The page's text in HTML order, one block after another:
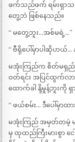
ဖက်သည်ဖက် ရမ်းရှာသ
တွေ့ဘဲ ဖြစ်နေသည်။
“ မတွေ့ဘူး…အစ်မရဲ့…”
“ ဗီရိုပေါ်မှာပါဆိုဟယ်
မအုံးကြည်က စိတ်မရှ
ဝတ်ရင်း အပြင်ထွက်လာ
ထောက်ခါ နို့မှုန့်ဘူးကို ရှ
“ ဖယ်စမ်း… ဒီပေါ်မှာထ
မအုံးကြည် အမှတ်တမဲ့ မ
မှ ထုထည်ကြီးမားစွာ